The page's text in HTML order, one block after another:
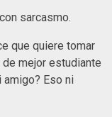
sarcasmo.
que quiere tomar
mejor estudiante
amigo? Eso ni